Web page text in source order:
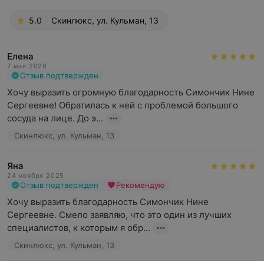
5.0 Скинлюкс, ул. Кульман, 13
Елена
7 мая 2026
Отзыв подтвержден
Хочу выразить огромную благодарность Симончик Нине
Сергеевне! Обратилась к ней с проблемой большого
сосуда на лице. До э...
Скинлюкс, ул. Кульман, 13
Яна
24 ноября 2025
Отзыв подтвержден Рекомендую
Хочу выразить благодарность Симончик Нине
Сергеевне. Смело заявляю, что это один из лучших
специалистов, к которым я обр...
Скинлюкс, ул. Кульман, 13